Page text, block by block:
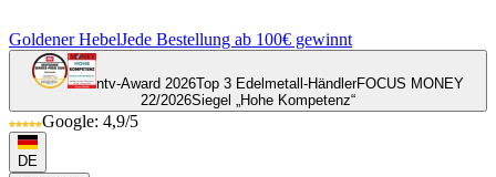
Goldener HebelJede Bestellung ab 100€ gewinnt
ntv-Award 2026Top 3 Edelmetall-HändlerFOCUS MONEY
22/2026Siegel „Hohe Kompetenz“
Google: 4,9/5
DE